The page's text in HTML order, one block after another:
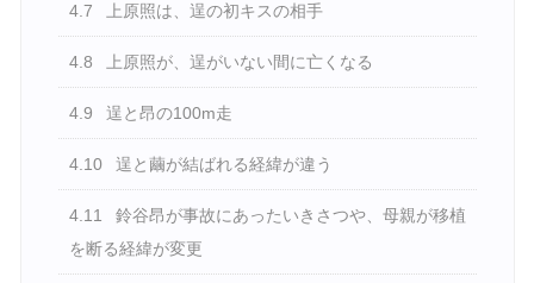
4.7 上原照は、逞の初キスの相手
4.8 上原照が、逞がいない間に亡くなる
4.9 逞と昂の100m走
4.10 逞と繭が結ばれる経緯が違う
4.11
鈴谷昂が事故にあったいきさつや、母親が移植
を断る経緯が変更